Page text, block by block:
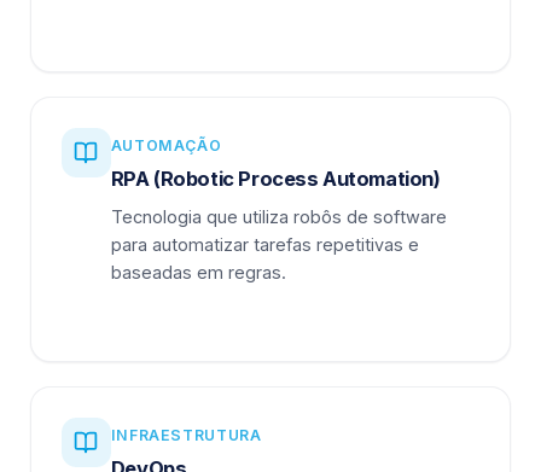
AUTOMAÇÃO
RPA (Robotic Process Automation)
Tecnologia que utiliza robôs de software
para automatizar tarefas repetitivas e
baseadas em regras.
INFRAESTRUTURA